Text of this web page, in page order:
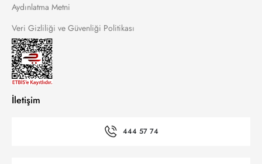
Aydınlatma Metni
Veri Gizliliği ve Güvenliği Politikası
İletişim
444 57 74